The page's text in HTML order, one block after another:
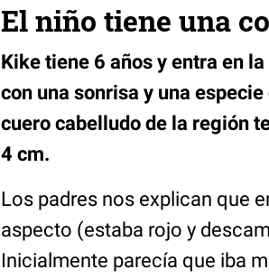
El niño tiene una
Kike tiene 6 años y entra en
con una sonrisa y una
cuero cabelludo de la región
4 cm.
Los padres nos explican que
aspecto (estaba rojo y
Inicialmente parecía que iba